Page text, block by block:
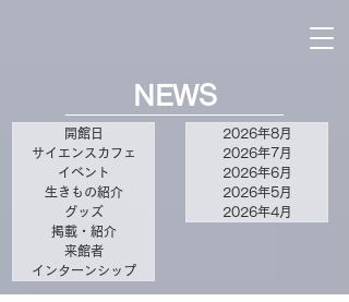
NEWS
開館日
サイエンスカフェ
イベント
生きもの紹介
グッズ
掲載・紹介
来館者
インターンシップ
2026年8月
2026年7月
2026年6月
2026年5月
2026年4月